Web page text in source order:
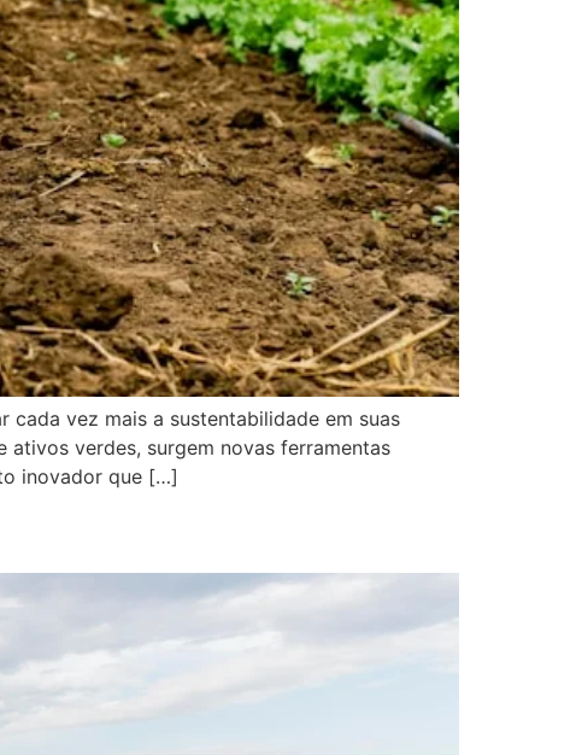
vez mais a sustentabilidade em suas
verdes, surgem novas ferramentas
inovador que […]